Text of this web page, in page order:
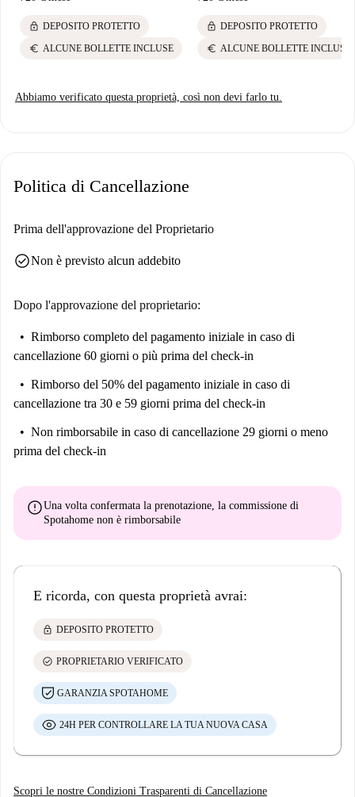
lock DEPOSITO PROTETTO
euro ALCUNE BOLLETTE INCLUSE
lock DEPOSITO PROTETTO
euro ALCUNE BOLLETTE INCLUSE
Abbiamo verificato questa proprietà, così non devi farlo tu.
Politica di Cancellazione
Prima dell'approvazione del Proprietario
check_circleNon è previsto alcun addebito
Dopo l'approvazione del proprietario:
Rimborso completo del pagamento iniziale in caso di
cancellazione 60 giorni o più prima del check-in
Rimborso del 50% del pagamento iniziale in caso di
cancellazione tra 30 e 59 giorni prima del check-in
Non rimborsabile in caso di cancellazione 29 giorni o meno
prima del check-in
errorUna volta confermata la prenotazione, la commissione di
Spotahome non è rimborsabile
E ricorda, con questa proprietà avrai:
lock DEPOSITO PROTETTO
check_circle PROPRIETARIO VERIFICATO
GARANZIA SPOTAHOME
24H PER CONTROLLARE LA TUA NUOVA CASA
Scopri le nostre Condizioni Trasparenti di Cancellazione